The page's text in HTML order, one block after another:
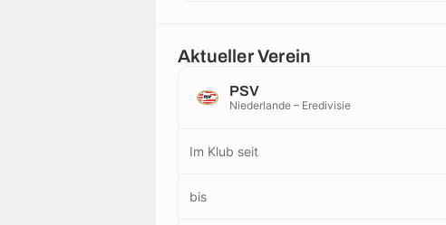
Aktueller Verein
PSV
Niederlande – Eredivisie
Im Klub seit
bis